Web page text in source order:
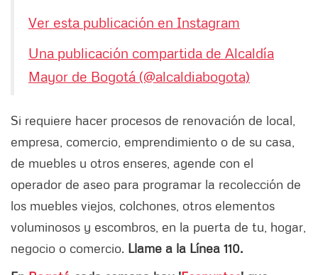
Ver esta publicación en Instagram
Una publicación compartida de Alcaldía
Mayor de Bogotá (@alcaldiabogota)
Si requiere hacer procesos de renovación de local,
empresa, comercio, emprendimiento o de su casa,
de muebles u otros enseres, agende con el
operador de aseo para programar la recolección de
los muebles viejos, colchones, otros elementos
voluminosos y escombros, en la puerta de tu, hogar,
negocio o comercio. Llame a la Línea 110.